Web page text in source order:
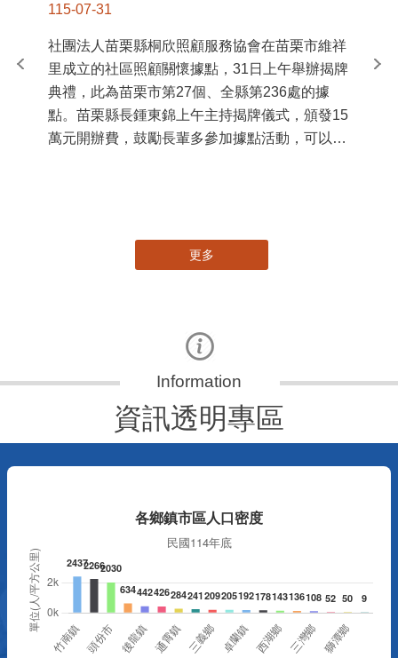
115-07-31
社團法人苗栗縣桐欣照顧服務協會在苗栗市維祥
里成立的社區照顧關懷據點，31日上午舉辦揭牌
典禮，此為苗栗市第27個、全縣第236處的據
點。苗栗縣長鍾東錦上午主持揭牌儀式，頒發15
萬元開辦費，鼓勵長輩多參加據點活動，可以更
苗
更多
資訊透明專區